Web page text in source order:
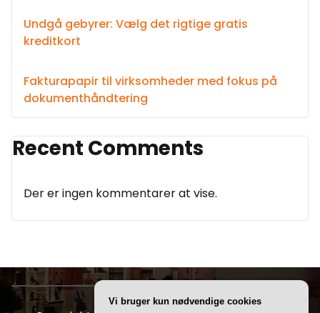
Undgå gebyrer: Vælg det rigtige gratis
kreditkort
Fakturapapir til virksomheder med fokus på
dokumenthåndtering
Recent Comments
Der er ingen kommentarer at vise.
Vi bruger kun nødvendige cookies